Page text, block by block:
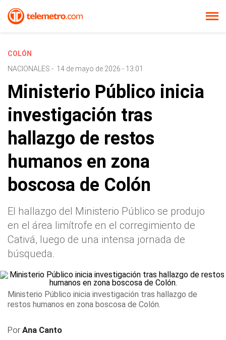
COLÓN
NACIONALES - 14 de mayo de 2026 - 13:01
Ministerio Público inicia
investigación tras
hallazgo de restos
humanos en zona
boscosa de Colón
El hallazgo del Ministerio Público se produjo
en el área limítrofe en el corregimiento de
Cativá, luego de una intensa jornada de
búsqueda.
Ministerio Público inicia investigación tras hallazgo de
restos humanos en zona boscosa de Colón.
PorAna Canto